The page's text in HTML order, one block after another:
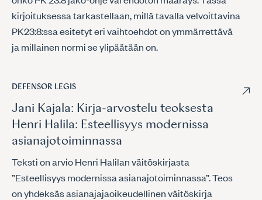
kirjoituksessa tarkastellaan, millä tavalla velvoittavina
PK23:8:ssa esitetyt eri vaihtoehdot on ymmärrettävä
ja millainen normi se ylipäätään on.
DEFENSOR LEGIS
Jani Kajala: Kirja-arvostelu teoksesta
Henri Halila: Esteellisyys modernissa
asianajotoiminnassa
Teksti on arvio Henri Halilan väitöskirjasta
”Esteellisyys modernissa asianajotoiminnassa”. Teos
on yhdeksäs asianajajaoikeudellinen väitöskirja